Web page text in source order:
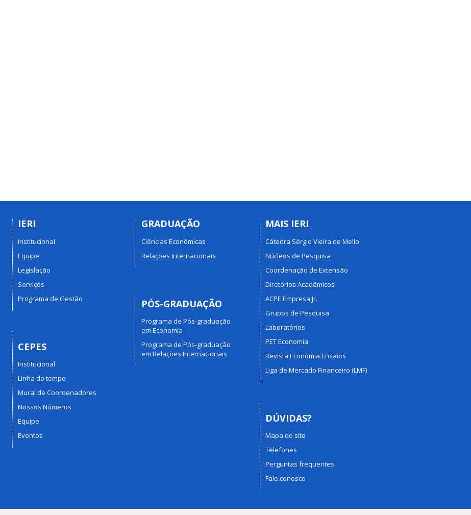
IERI
Institucional
Equipe
Legislação
Serviços
Programa de Gestão
CEPES
Institucional
Linha do tempo
Mural de Coordenadores
Nossos Números
Equipe
Eventos
GRADUAÇÃO
Ciências Econômicas
Relações Internacionais
PÓS-GRADUAÇÃO
Programa de Pós-graduação
em Economia
Programa de Pós-graduação
em Relações Internacionais
MAIS IERI
Cátedra Sérgio Vieira de Mello
Núcleos de Pesquisa
Coordenação de Extensão
Diretórios Acadêmicos
ACPE Empresa Jr.
Grupos de Pesquisa
Laboratórios
PET Economia
Revista Economia Ensaios
Liga de Mercado Financeiro (LMF)
DÚVIDAS?
Mapa do site
Telefones
Perguntas frequentes
Fale conosco